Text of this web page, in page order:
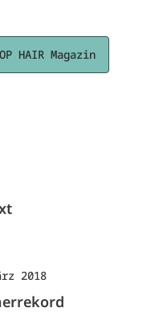
HAIR Magazin
2018